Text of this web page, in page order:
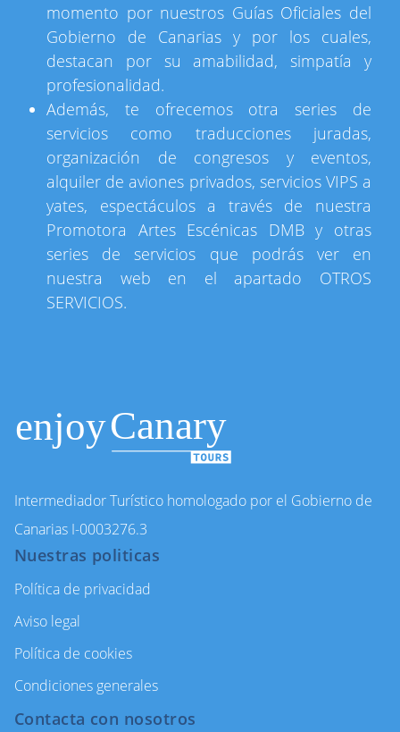
momento por nuestros Guías Oficiales del
Gobierno de Canarias y por los cuales,
destacan por su amabilidad, simpatía y
profesionalidad.
Además, te ofrecemos otra series de
servicios como traducciones juradas,
organización de congresos y eventos,
alquiler de aviones privados, servicios VIPS a
yates, espectáculos a través de nuestra
Promotora Artes Escénicas DMB y otras
series de servicios que podrás ver en
nuestra web en el apartado OTROS
SERVICIOS.
Intermediador Turístico homologado por el Gobierno de
Canarias I-0003276.3
Nuestras politicas
Política de privacidad
Aviso legal
Política de cookies
Condiciones generales
Contacta con nosotros